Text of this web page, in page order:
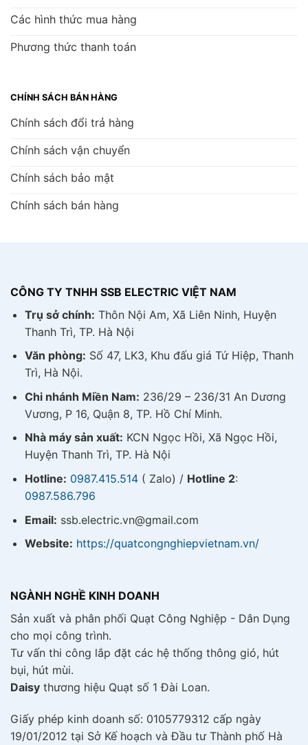
Các hình thức mua hàng
Phương thức thanh toán
CHÍNH SÁCH BÁN HÀNG
Chính sách đổi trả hàng
Chính sách vận chuyển
Chính sách bảo mật
Chính sách bán hàng
CÔNG TY TNHH SSB ELECTRIC VIỆT NAM
Trụ sở chính: Thôn Nội Am, Xã Liên Ninh, Huyện
Thanh Trì, TP. Hà Nội
Văn phòng: Số 47, LK3, Khu đấu giá Tứ Hiệp, Thanh
Trì, Hà Nội.
Chi nhánh Miền Nam: 236/29 – 236/31 An Dương
Vương, P 16, Quận 8, TP. Hồ Chí Minh.
Nhà máy sản xuất: KCN Ngọc Hồi, Xã Ngọc Hồi,
Huyện Thanh Trì, TP. Hà Nội
Hotline: 0987.415.514( Zalo) / Hotline 2:
0987.586.796
Email: ssb.electric.vn@gmail.com
Website: https://quatcongnghiepvietnam.vn/
NGÀNH NGHỀ KINH DOANH
Sản xuất và phân phối Quạt Công Nghiệp - Dân Dụng
cho mọi công trình.
Tư vấn thi công lắp đặt các hệ thống thông gió, hút
bụi, hút mùi.
Daisy thương hiệu Quạt số 1 Đài Loan.
Giấy phép kinh doanh số: 0105779312 cấp ngày
19/01/2012 tại Sở Kế hoạch và Đầu tư Thành phố Hà